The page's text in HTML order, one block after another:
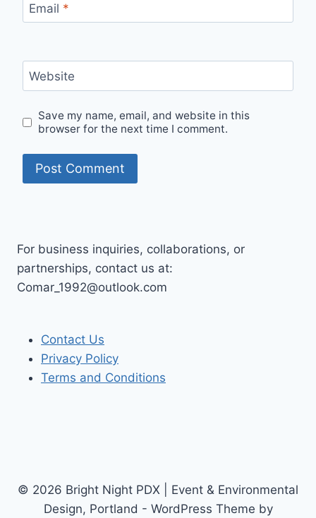
Email *
Website
Save my name, email, and website in this
browser for the next time I comment.
For business inquiries, collaborations, or
partnerships, contact us at:
Comar_1992@outlook.com
Contact Us
Privacy Policy
Terms and Conditions
© 2026 Bright Night PDX | Event & Environmental
Design, Portland - WordPress Theme by